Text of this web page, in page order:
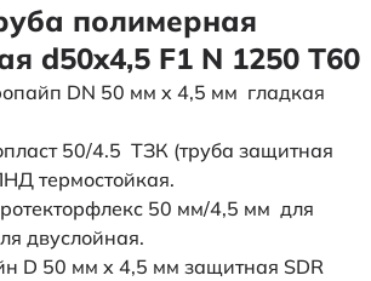
полимерная
d50x4,5 F1 N 1250 Т60
DN 50 мм x 4,5 мм гладкая
50/4.5 ТЗК (труба защитная
термостойкая.
50 мм/4,5 мм для
двуслойная.
D 50 мм x 4,5 мм защитная SDR